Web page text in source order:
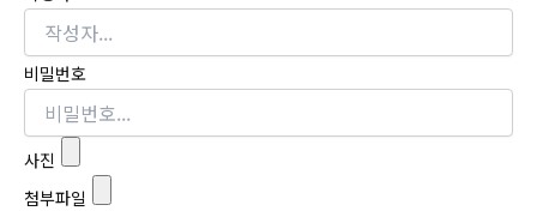
비밀번호
사진
첨부파일